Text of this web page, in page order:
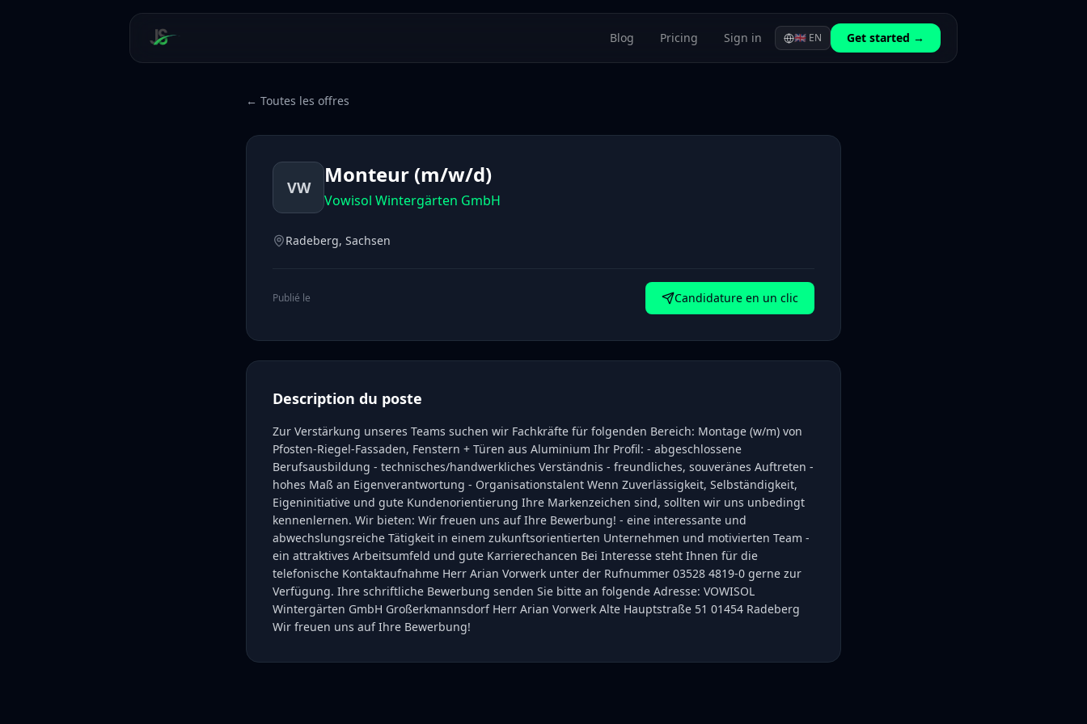
Blog Pricing Sign in 🇬🇧 EN Get started →
← Toutes les offres
VW Monteur (m/w/d)
Vowisol Wintergärten GmbH
Radeberg, Sachsen
Publié le Candidature en un clic
Description du poste
Zur Verstärkung unseres Teams suchen wir Fachkräfte für folgenden Bereich: Montage (w/m) von
Pfosten-Riegel-Fassaden, Fenstern + Türen aus Aluminium Ihr Profil: - abgeschlossene
Berufsausbildung - technisches/handwerkliches Verständnis - freundliches, souveränes Auftreten -
hohes Maß an Eigenverantwortung - Organisationstalent Wenn Zuverlässigkeit, Selbständigkeit,
Eigeninitiative und gute Kundenorientierung Ihre Markenzeichen sind, sollten wir uns unbedingt
kennenlernen. Wir bieten: Wir freuen uns auf Ihre Bewerbung! - eine interessante und
abwechslungsreiche Tätigkeit in einem zukunftsorientierten Unternehmen und motivierten Team -
ein attraktives Arbeitsumfeld und gute Karrierechancen Bei Interesse steht Ihnen für die
telefonische Kontaktaufnahme Herr Arian Vorwerk unter der Rufnummer 03528 4819-0 gerne zur
Verfügung. Ihre schriftliche Bewerbung senden Sie bitte an folgende Adresse: VOWISOL
Wintergärten GmbH Großerkmannsdorf Herr Arian Vorwerk Alte Hauptstraße 51 01454 Radeberg
Wir freuen uns auf Ihre Bewerbung!